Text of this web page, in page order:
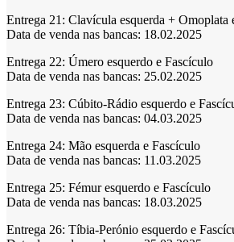
Entrega 21: Clavícula esquerda + Omoplata
Data de venda nas bancas: 18.02.2025
Entrega 22: Úmero esquerdo e Fascículo
Data de venda nas bancas: 25.02.2025
Entrega 23: Cúbito-Rádio esquerdo e
Data de venda nas bancas: 04.03.2025
Entrega 24: Mão esquerda e Fascículo
Data de venda nas bancas: 11.03.2025
Entrega 25: Fémur esquerdo e Fascículo
Data de venda nas bancas: 18.03.2025
Entrega 26: Tíbia-Perónio esquerdo e